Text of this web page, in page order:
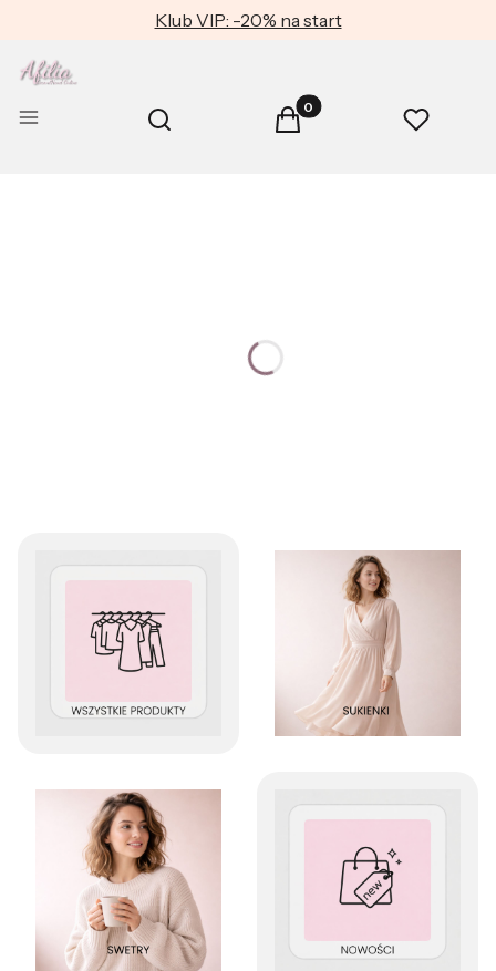
Klub VIP: -20% na start
Menu Otwórz wyszukiwarkę
Szukaj Produkty w koszyku: 0.
Koszyk Ulubione